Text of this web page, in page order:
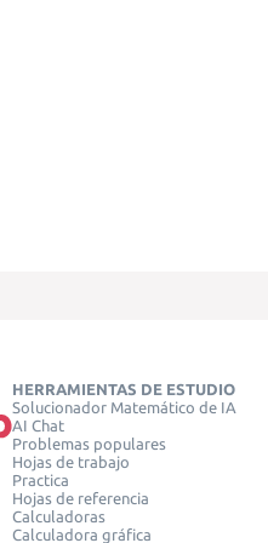
HERRAMIENTAS DE ESTUDIO
Solucionador Matemático de IA
AI Chat
Problemas populares
Hojas de trabajo
Practica
Hojas de referencia
Calculadoras
Calculadora gráfica